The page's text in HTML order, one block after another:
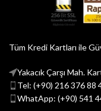
Tüm Kredi Kartları ile
Yakacık Çarşı Mah.
Tel: (+90) 216 376 88
WhatApp: (+90) 541